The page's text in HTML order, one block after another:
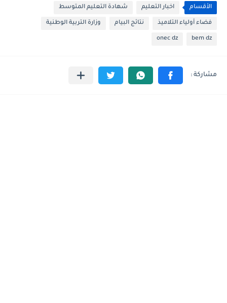
الأقسام اخبار التعليم شهادة التعليم المتوسط
فضاء أولياء التلاميذ نتائج البيام وزارة التربية الوطنية
bem dz
onec dz